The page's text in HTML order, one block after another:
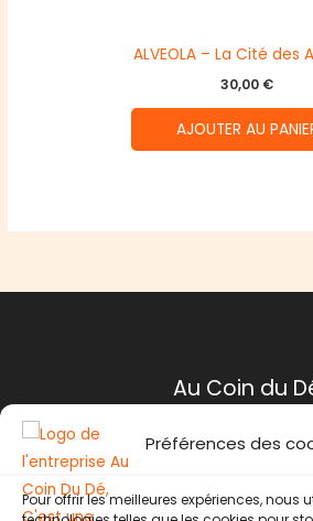
Préférences des
Pour offrir les meilleures expériences, nous
ALVEOLA – La Cité des
30,00 €
AJOUTER AU
Au Coin du
Conditions générales de